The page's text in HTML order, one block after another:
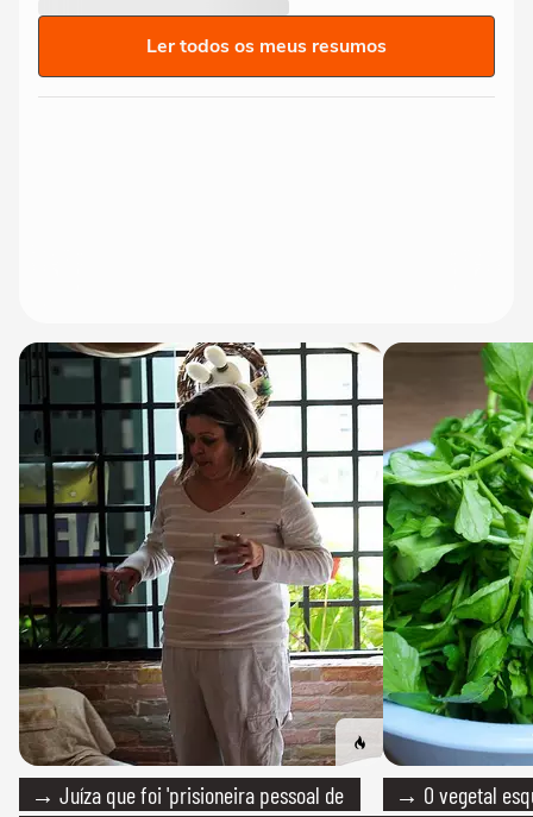
Ler todos os meus resumos
→ Juíza que foi 'prisioneira pessoal de
→ O vegetal